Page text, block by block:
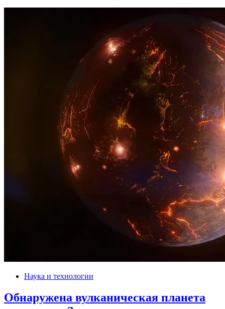
Наука и технологии
Обнаружена вулканическая планета